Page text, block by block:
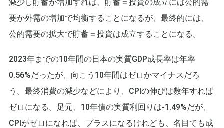
減少し貯蓄が増加すれば、貯蓄＝投資の成立には公的需
要か外需の増加で均衡することになるが、最終的には、
公的需要の拡大で貯蓄＝投資は成立することになる。
2023年までの10年間の日本の実質GDP成長率は年率
0.56%だったが、向こう10年間はゼロかマイナスだろ
う。最終消費の減少などにより、CPIの伸びは数年すれば
ゼロになる。足元、10年債の実質利回りは-1.49%だが、
CPIがゼロになれば、プラスになるけれども、名目でも成